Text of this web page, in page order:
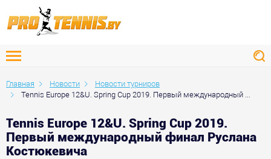
Главная Новости
Новости турниров
Tennis Europe 12&U. Spring Cup 2019. Первый международный ...
Tennis Europe 12&U. Spring Cup 2019.
Первый международный финал Руслана
Костюкевича